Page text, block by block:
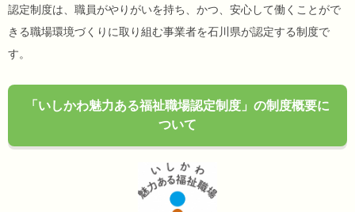
認定制度は、職員がやりがいを持ち、かつ、安心して働くことがで
きる職場環境づくりに取り組む事業者を石川県が認定する制度で
す。
「いしかわ魅力ある福祉職場認定制度」の制度概要に
ついて